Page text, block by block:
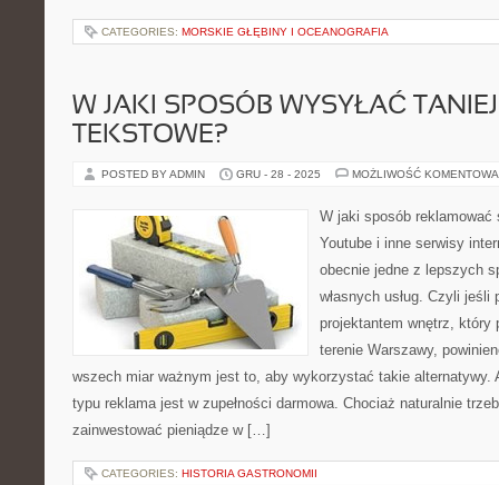
CATEGORIES: MORSKIE GŁĘBINY I OCEANOGRAFIA
W JAKI SPOSÓB WYSYŁAĆ
TEKSTOWE?
POSTED BY ADMIN GRU - 28 - 2025 MOŻLIWOŚĆ
W jaki sposób reklamować
Youtube i inne serwisy
obecnie jedne z lepszych
własnych usług. Czyli jeśli
projektantem wnętrz, który
terenie Warszawy,
wszech miar ważnym jest to, aby wykorzystać takie alternatywy.
typu reklama jest w zupełności darmowa. Chociaż naturalnie
zainwestować pieniądze w […]
CATEGORIES: HISTORIA GASTRONOMII